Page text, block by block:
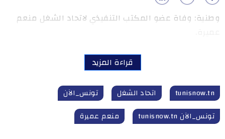
وطنية: وفاة عضو المكتب التنفيذي لاتحاد الشغل منعم
قراءة المزيد
tunisnow.tn اتحاد الشغل
تونس_الآن
تونس_الآن tunisnow.tn
منعم عميرة